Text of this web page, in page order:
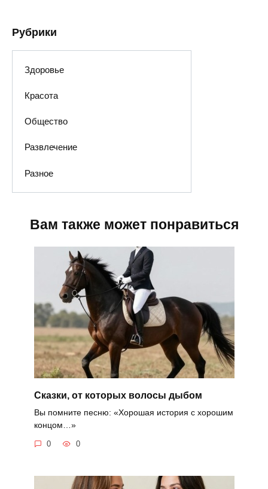
Рубрики
Здоровье
Красота
Общество
Развлечение
Разное
Вам также может понравиться
Сказки, от которых волосы дыбом
Вы помните песню: «Хорошая история с хорошим
концом…»
0 0